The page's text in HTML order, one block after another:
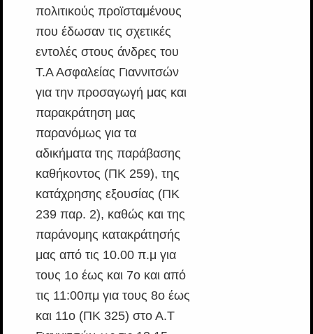
πολιτικούς προϊσταμένους
που έδωσαν τις σχετικές
εντολές στους άνδρες του
Τ.Α Ασφαλείας Γιαννιτσών
για την προσαγωγή μας και
παρακράτηση μας
παρανόμως για τα
αδικήματα της παράβασης
καθήκοντος (ΠΚ 259), της
κατάχρησης εξουσίας (ΠΚ
239 παρ. 2), καθώς και της
παράνομης κατακράτησής
μας από τις 10.00 π.μ για
τους 1ο έως και 7ο και από
τις 11:00πμ για τους 8ο έως
και 11ο (ΠΚ 325) στο Α.Τ